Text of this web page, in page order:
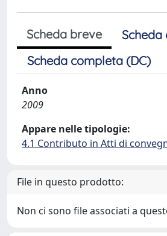
Scheda breve
Scheda completa (DC)
Anno
2009
Appare nelle tipologie:
4.1 Contributo in Atti di
File in questo prodotto:
Non ci sono file associati a